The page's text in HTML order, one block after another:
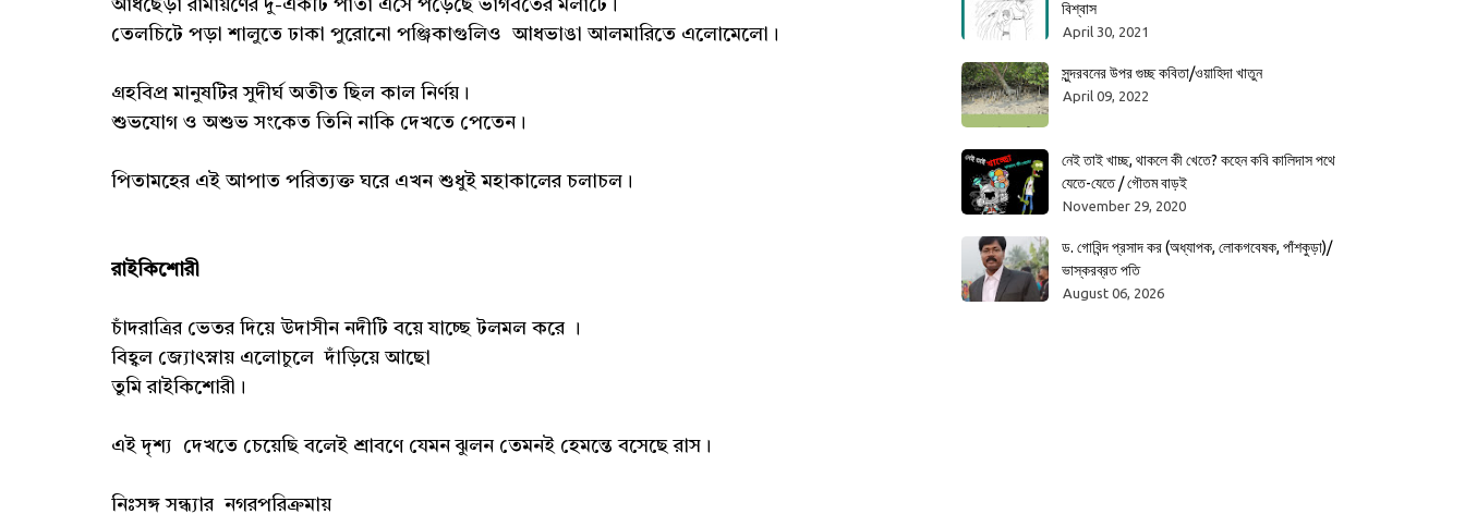
আধছেঁড়া রামায়ণের দু-একটি পাতা এসে পড়েছে ভাগবতের মলাটে।
তেলচিটে পড়া শালুতে ঢাকা পুরোনো পঞ্জিকাগুলিও আধভাঙা আলমারিতে এলোমেলো।
গ্রহবিপ্র মানুষটির সুদীর্ঘ অতীত ছিল কাল নির্ণয়।
শুভযোগ ও অশুভ সংকেত তিনি নাকি দেখতে পেতেন।
পিতামহের এই আপাত পরিত্যক্ত ঘরে এখন শুধুই মহাকালের চলাচল।
রাইকিশোরী
চাঁদরাত্রির ভেতর দিয়ে উদাসীন নদীটি বয়ে যাচ্ছে টলমল করে ।
বিহ্বল জ্যোৎস্নায় এলোচুলে দাঁড়িয়ে আছো
তুমি রাইকিশোরী।
এই দৃশ্য দেখতে চেয়েছি বলেই শ্রাবণে যেমন ঝুলন তেমনই হেমন্তে বসেছে রাস।
নিঃসঙ্গ সন্ধ্যার নগরপরিক্রমায়
বিশ্বাস
April 30, 2021
সুন্দরবনের উপর গুচ্ছ কবিতা/ওয়াহিদা খাতুন
April 09, 2022
নেই তাই খাচ্ছ, থাকলে কী খেতে? কহেন কবি কালিদাস পথে
যেতে-যেতে / গৌতম বাড়ই
November 29, 2020
ড. গোবিন্দ প্রসাদ কর (অধ্যাপক, লোকগবেষক, পাঁশকুড়া)/
ভাস্করব্রত পতি
August 06, 2026